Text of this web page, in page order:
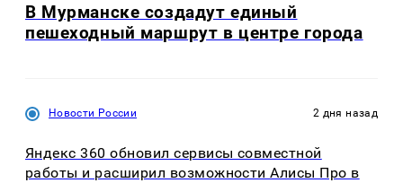
В Мурманске создадут единый
пешеходный маршрут в центре города
Новости России 2 дня назад
Яндекс 360 обновил сервисы совместной
работы и расширил возможности Алисы Про в